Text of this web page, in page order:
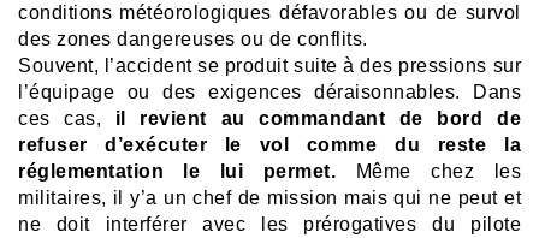
conditions météorologiques défavorables ou de survol
des zones dangereuses ou de conflits.
Souvent, l’accident se produit suite à des pressions sur
l’équipage ou des exigences déraisonnables.
Dans
ces cas, il revient au commandant de bord de
refuser d’exécuter le vol comme du reste la
réglementation le lui permet.
Même chez les
militaires, il y’a un chef de mission mais qui ne peut et
ne doit interférer avec les prérogatives du pilote